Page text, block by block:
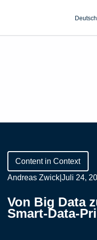
Deutsch
Content in Context
Andreas Zwick| Juli 24,
Von Big Data
Smart-Data-